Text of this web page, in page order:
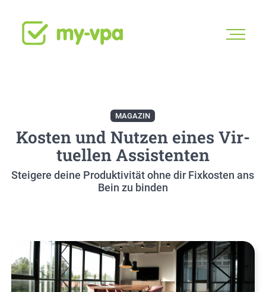
MAGAZIN
Kos­ten und Nut­zen eines Vir­
tu­el­len Assis­ten­ten
Stei­ge­re dei­ne Pro­duk­ti­vi­tät ohne dir Fix­kos­ten ans
Bein zu bin­den